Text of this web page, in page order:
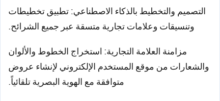
التصميم والتخطيط بالذكاء الاصطناعي: تطبيق تخطيطات
وتنسيقات وعلامات تجارية متسقة عبر جميع الشرائح.
مزامنة العلامة التجارية: استخراج الخطوط والألوان
والشعارات من موقع المستخدم الإلكتروني لإنشاء عروض
متوافقة مع الهوية البصرية تلقائياً.